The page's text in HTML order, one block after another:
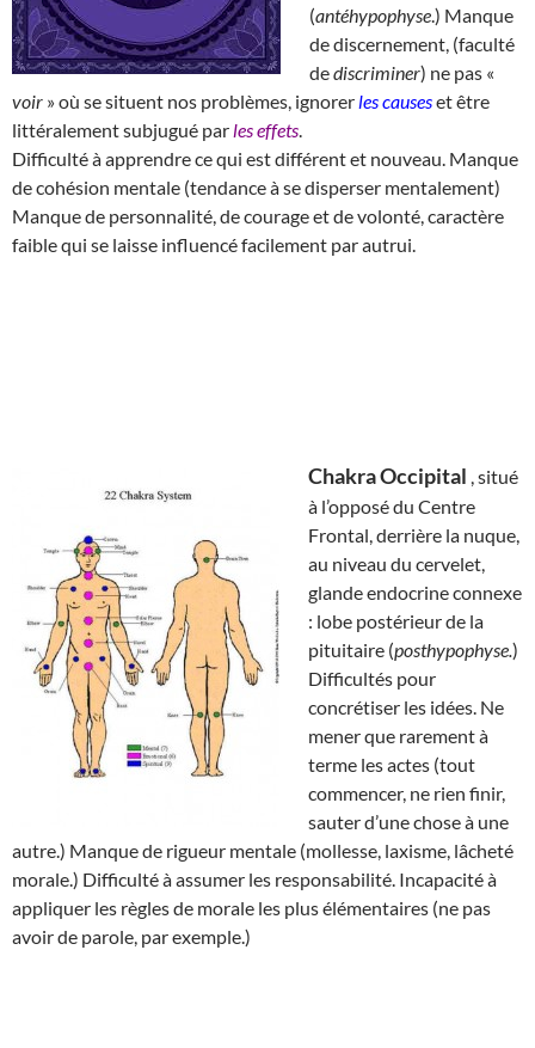
(antéhypophyse.) Manque
de discernement, (faculté
dediscriminer) ne pas «
voir » où se situent nos problèmes, ignorer les causeset être
littéralement subjugué par les effets
Difficulté à apprendre ce qui est différent et nouveau. Manque
de cohésion mentale (tendance à se disperser mentalement)
Manque de personnalité, de courage et de volonté, caractère
faible qui se laisse influencé facilement par autrui.
Chakra Occipital , situé
à l’opposé du Centre
Frontal, derrière la nuque,
au niveau du cervelet,
glande endocrine connexe
: lobe postérieur de la
pituitaire (posthypophyse.)
Difficultés pour
concrétiser les idées. Ne
mener que rarement à
terme les actes (tout
commencer, ne rien finir,
sauter d’une chose à une
autre.) Manque de rigueur mentale (mollesse, laxisme, lâcheté
morale.) Difficulté à assumer les responsabilité. Incapacité à
appliquer les règles de morale les plus élémentaires (ne pas
avoir de parole, par exemple.)